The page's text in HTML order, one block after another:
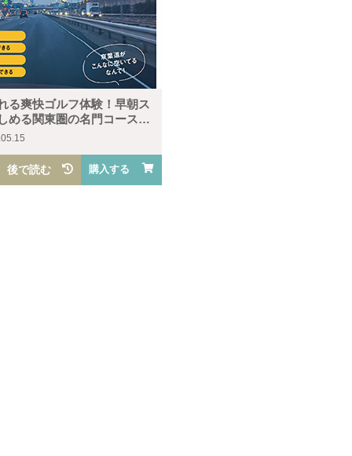
る爽快ゴルフ体験！早朝ス
める関東圏の名門コース一
後で読む 購入する